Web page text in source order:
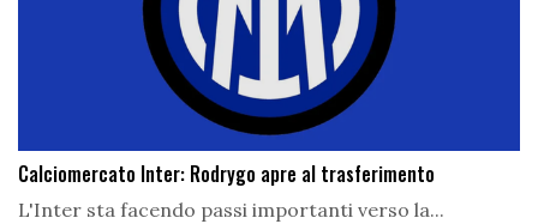
Calciomercato Inter: Rodrygo apre al trasferimento
L'Inter sta facendo passi importanti verso la...